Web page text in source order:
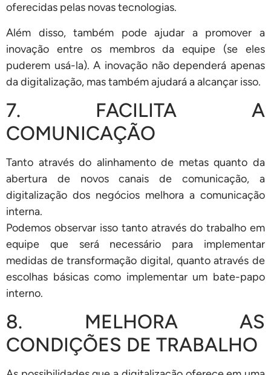
oferecidas pelas novas tecnologias.
Além disso, também pode ajudar a promover a
inovação entre os membros da equipe (se eles
puderem usá-la). A inovação não dependerá apenas
da digitalização, mas também ajudará a alcançar isso.
7. FACILITA A
COMUNICAÇÃO
Tanto através do alinhamento de metas quanto da
abertura de novos canais de comunicação, a
digitalização dos negócios melhora a comunicação
interna.
Podemos observar isso tanto através do trabalho em
equipe que será necessário para implementar
medidas de transformação digital, quanto através de
escolhas básicas como implementar um bate-papo
interno.
8. MELHORA AS
CONDIÇÕES DE TRABALHO